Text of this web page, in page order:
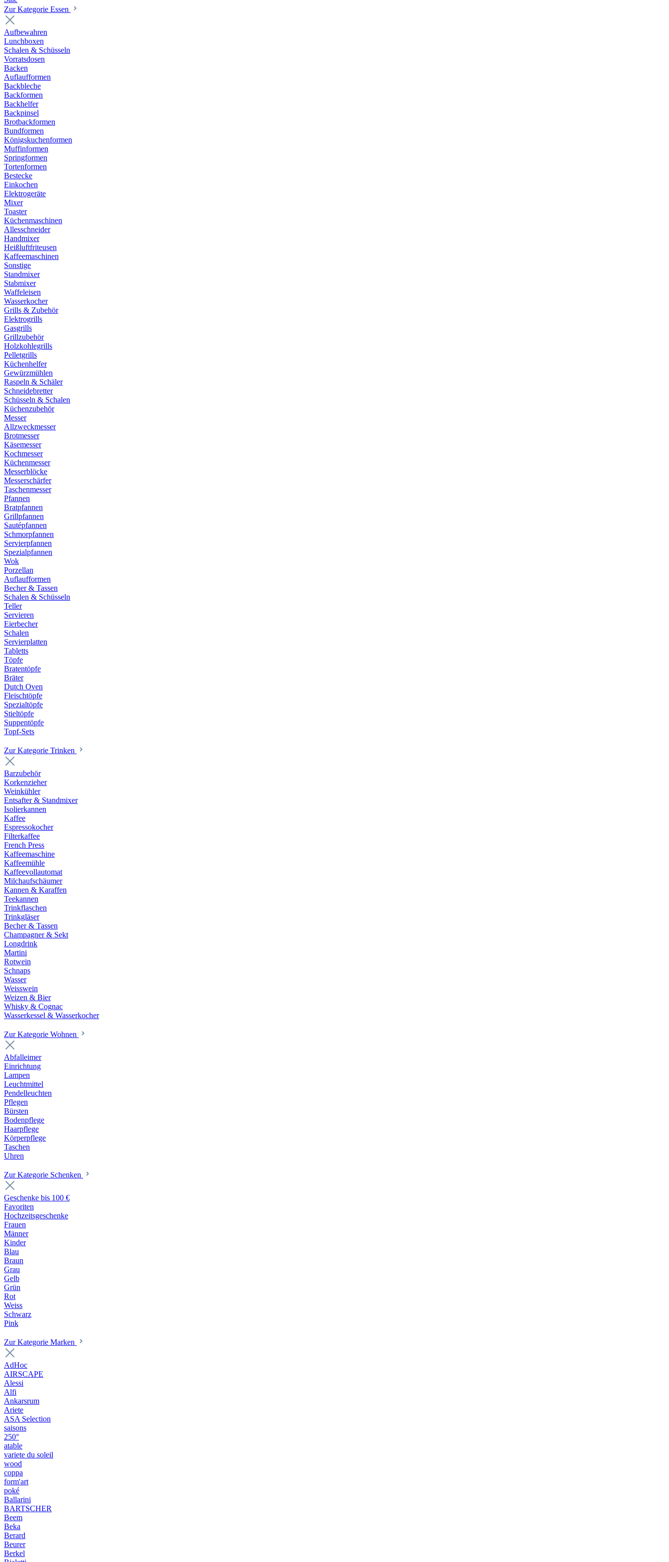
Zur Kategorie Essen
Aufbewahren
Lunchboxen
Schalen & Schüsseln
Vorratsdosen
Backen
Auflaufformen
Backbleche
Backformen
Backhelfer
Backpinsel
Brotbackformen
Bundformen
Königskuchenformen
Muffinformen
Springformen
Tortenformen
Bestecke
Einkochen
Elektrogeräte
Mixer
Toaster
Küchenmaschinen
Allesschneider
Handmixer
Heißluftfriteusen
Kaffeemaschinen
Sonstige
Standmixer
Stabmixer
Waffeleisen
Wasserkocher
Grills & Zubehör
Elektrogrills
Gasgrills
Grillzubehör
Holzkohlegrills
Pelletgrills
Küchenhelfer
Gewürzmühlen
Raspeln & Schäler
Schneidebretter
Schüsseln & Schalen
Küchenzubehör
Messer
Allzweckmesser
Brotmesser
Käsemesser
Kochmesser
Küchenmesser
Messerblöcke
Messerschärfer
Taschenmesser
Pfannen
Bratpfannen
Grillpfannen
Sautépfannen
Schmorpfannen
Servierpfannen
Spezialpfannen
Wok
Porzellan
Auflaufformen
Becher & Tassen
Schalen & Schüsseln
Teller
Servieren
Eierbecher
Schalen
Servierplatten
Tabletts
Töpfe
Bratentöpfe
Bräter
Dutch Oven
Fleischtöpfe
Spezialtöpfe
Stieltöpfe
Suppentöpfe
Topf-Sets
Zur Kategorie Trinken
Barzubehör
Korkenzieher
Weinkühler
Entsafter & Standmixer
Isolierkannen
Kaffee
Espressokocher
Filterkaffee
French Press
Kaffeemaschine
Kaffeemühle
Kaffeevollautomat
Milchaufschäumer
Kannen & Karaffen
Teekannen
Trinkflaschen
Trinkgläser
Becher & Tassen
Champagner & Sekt
Longdrink
Martini
Rotwein
Schnaps
Wasser
Weisswein
Weizen & Bier
Whisky & Cognac
Wasserkessel & Wasserkocher
Zur Kategorie Wohnen
Abfalleimer
Einrichtung
Lampen
Leuchtmittel
Pendelleuchten
Pflegen
Bürsten
Bodenpflege
Haarpflege
Körperpflege
Taschen
Uhren
Zur Kategorie Schenken
Geschenke bis 100 €
Favoriten
Hochzeitsgeschenke
Frauen
Männer
Kinder
Blau
Braun
Grau
Gelb
Grün
Rot
Weiss
Schwarz
Pink
Zur Kategorie Marken
AdHoc
AIRSCAPE
Alessi
Alfi
Ankarsrum
Ariete
ASA Selection
saisons
250°
atable
variete du soleil
wood
coppa
form'art
poké
Ballarini
BARTSCHER
Beem
Beka
Berard
Beurer
Berkel